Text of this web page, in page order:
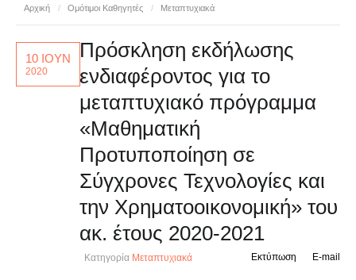
Αρχική / Ομότιμοι Καθηγητές / Μεταπτυχιακά
10 ΙΟΥΝ
2020
Πρόσκληση εκδήλωσης
ενδιαφέροντος για το
μεταπτυχιακό πρόγραμμα
«Μαθηματική
Προτυποποίηση σε
Σύγχρονες Τεχνολογίες και
την Χρηματοοικονομική» του
ακ. έτους 2020-2021
Κατηγορία Μεταπτυχιακά E-mail
Εκτύπωση